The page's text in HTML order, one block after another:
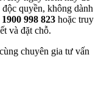
quyền, không dành
1900 998 823 hoặc truy
và đặt chỗ.
chuyên gia tư vấn